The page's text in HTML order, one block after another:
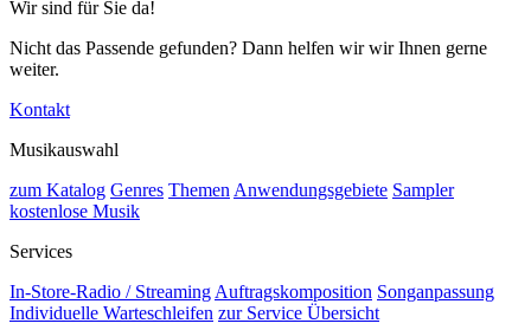
Wir sind für Sie da!
Nicht das Passende gefunden? Dann helfen wir wir Ihnen gerne
weiter.
Kontakt
Musikauswahl
zum Katalog Genres Themen Anwendungsgebiete Sampler
kostenlose Musik
Services
In-Store-Radio / Streaming Auftragskomposition Songanpassung
Individuelle Warteschleifen zur Service Übersicht